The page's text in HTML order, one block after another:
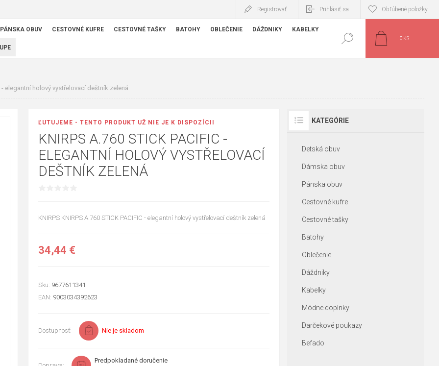
Registrovať Prihlásiť sa Obľúbené položky
PÁNSKA OBUV CESTOVNÉ KUFRE CESTOVNÉ TAŠKY BATOHY OBLEČENIE DÁŽDNIKY KABELKY
0 KS
- elegantní holový vystřelovací deštník zelená
ĽUTUJEME - TENTO PRODUKT UŽ NIE JE K DISPOZÍCII
KNIRPS A.760 STICK PACIFIC -
ELEGANTNÍ HOLOVÝ VYSTŘELOVACÍ
DEŠTNÍK ZELENÁ
KNIRPS KNIRPS A.760 STICK PACIFIC - elegantní holový vystřelovací deštník zelená
34,44 €
Sku: 9677611341
EAN: 9003034392623
Dostupnosť: Nie je skladom
Predpokladané doručenie
KATEGÓRIE
Detská obuv
Dámska obuv
Pánska obuv
Cestovné kufre
Cestovné tašky
Batohy
Oblečenie
Dáždniky
Kabelky
Módne doplnky
Darčekové poukazy
Befado